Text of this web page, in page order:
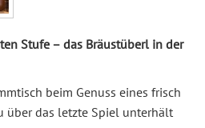
Stufe – das Bräustüberl in der
beim Genuss eines frisch
über das letzte Spiel unterhält